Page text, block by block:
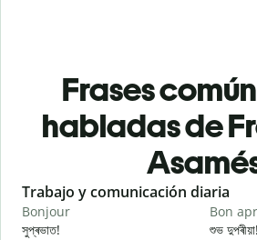
Frases
habladas de
Slide 1 of 6
Trabajo y comunicación diaria
Bonjour
সুপ্ৰভাত!
Bon
শুভ দুপৰীয়া!